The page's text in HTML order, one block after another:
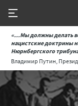
«...Мы должны делать
нацистские доктрины
Нюрнбергского
Владимир Путин,